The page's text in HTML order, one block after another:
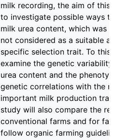
milk recording, the aim of this
to investigate possible ways
milk urea content, which was
not considered as a suitable
specific selection trait. To this
examine the genetic
urea content and the
genetic correlations with the
important milk production
study will also compare the
conventional farms and for
follow organic farming